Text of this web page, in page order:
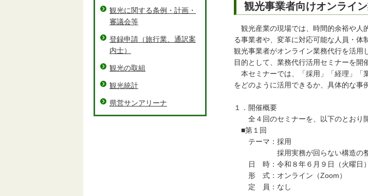
観光事業者向けオンライ
観光産業の現場では、時間的余裕や人
る事業者や、変革に対応可能な人員・体
観光事業者がオンライン業務代行を活用
目的として、業務代行活用セミナーを開
本セミナーでは、「採用」「経理」「
をどのように活用できるか、具体的な事
１．開催概要
全４回のセミナーを、以下のとおり開
■第１回
テーマ：採用
採用実務が回らない構造の整理と
日 時：令和８年６月９日（火曜日）
形 式：オンライン（Zoom）
定 員：なし
観光に関する条例・計画・
審議会等
登録申請（旅行業、通訳案
内士）
観光の取組
観光統計
県営サンアリーナ